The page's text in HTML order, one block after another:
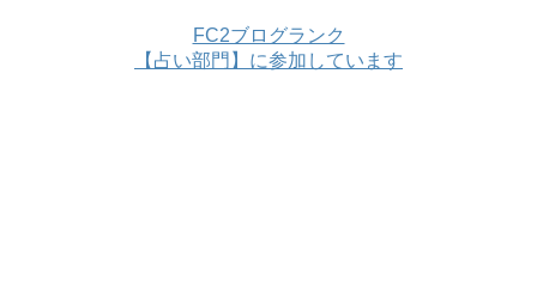
FC2ブログランク
【占い部門】に参加しています